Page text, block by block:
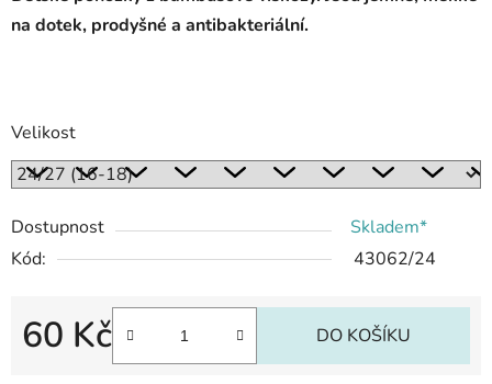
na dotek, prodyšné a antibakteriální.
Velikost
Dostupnost
Skladem*
Kód:
43062/24
60 Kč
Měrná cena:
DO KOŠÍKU